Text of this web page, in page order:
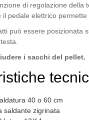
di regolazione della
il pedale elettrico
può essere posizionata
i sacchi del pellet.
40 o 60 cm
saldante zigrinata